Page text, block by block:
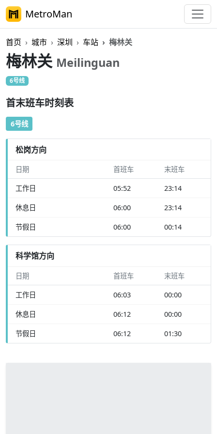
MetroMan
首页 城市 深圳 车站 梅林关
梅林关 Meilinguan
6号线
首末班车时刻表
6号线
松岗方向
日期 首班车 末班车
工作日 05:52 23:14
休息日 06:00 23:14
节假日 06:00 00:14
科学馆方向
日期 首班车 末班车
工作日 06:03 00:00
休息日 06:12 00:00
节假日 06:12 01:30